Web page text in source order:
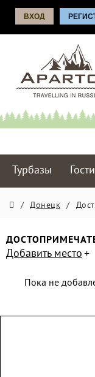
ВХОД
Турбазы
/ Донецк /
Добавить место
Пока не